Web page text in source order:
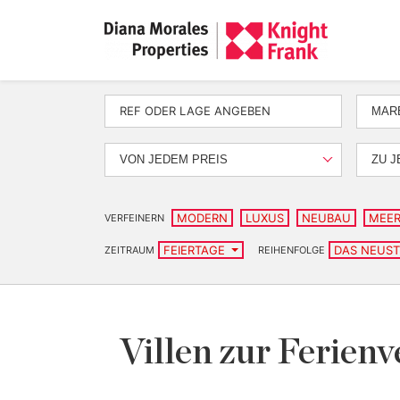
VON JEDEM PREIS ZU
VERFEINERN MODERN LUXUS NEUBAU
ZEITRAUM FEIERTAGE REIHENFOLGE DAS
Villen zur